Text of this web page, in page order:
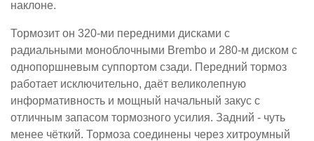
наклоне.
Тормозит он 320-ми передними дисками с
радиальными моноблочными Brembo и 280-м диском с
однопоршневым суппортом сзади. Передний тормоз
работает исключительно, даёт великолепную
информативность и мощный начальный закус с
отличным запасом тормозного усилия. Задний - чуть
менее чёткий. Тормоза соединены через хитроумный